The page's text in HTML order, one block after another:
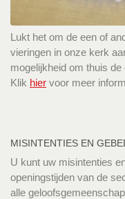
Lukt het om de een of
vieringen in onze kerk
mogelijkheid om thuis
Klik hier voor meer
MISINTENTIES EN
U kunt uw misintenties
openingstijden van de
alle